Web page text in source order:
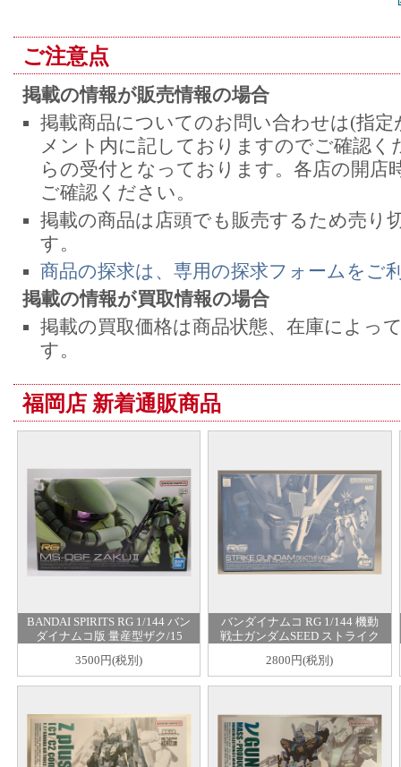
ご注意点
掲載の情報が販売情報の場合
掲載商品についてのお問い合わせは(指
メント内に記しておりますのでご確認く
らの受付となっております。各店の開店
ご確認ください。
掲載の商品は店頭でも販売するため売り
す。
商品の探求は、専用の探求フォームをご
掲載の情報が買取情報の場合
掲載の買取価格は商品状態、在庫によっ
す。
福岡店 新着通販商品
BANDAI SPIRITS RG 1/144 バン
ダイナムコ版 量産型ザク/15
3500円(税別)
バンダイナムコ RG 1/144 機動
戦士ガンダムSEED ストライク
ド
2800円(税別)